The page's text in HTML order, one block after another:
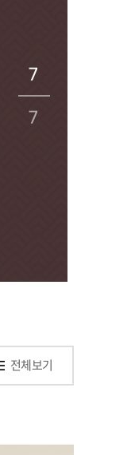
7
7
전체보기